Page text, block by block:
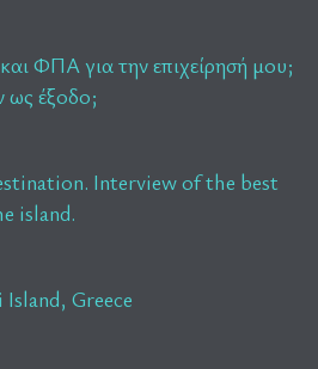
ΦΠΑ για την επιχείρησή μου;
ως έξοδο;
Interview of the best
island.
Greece